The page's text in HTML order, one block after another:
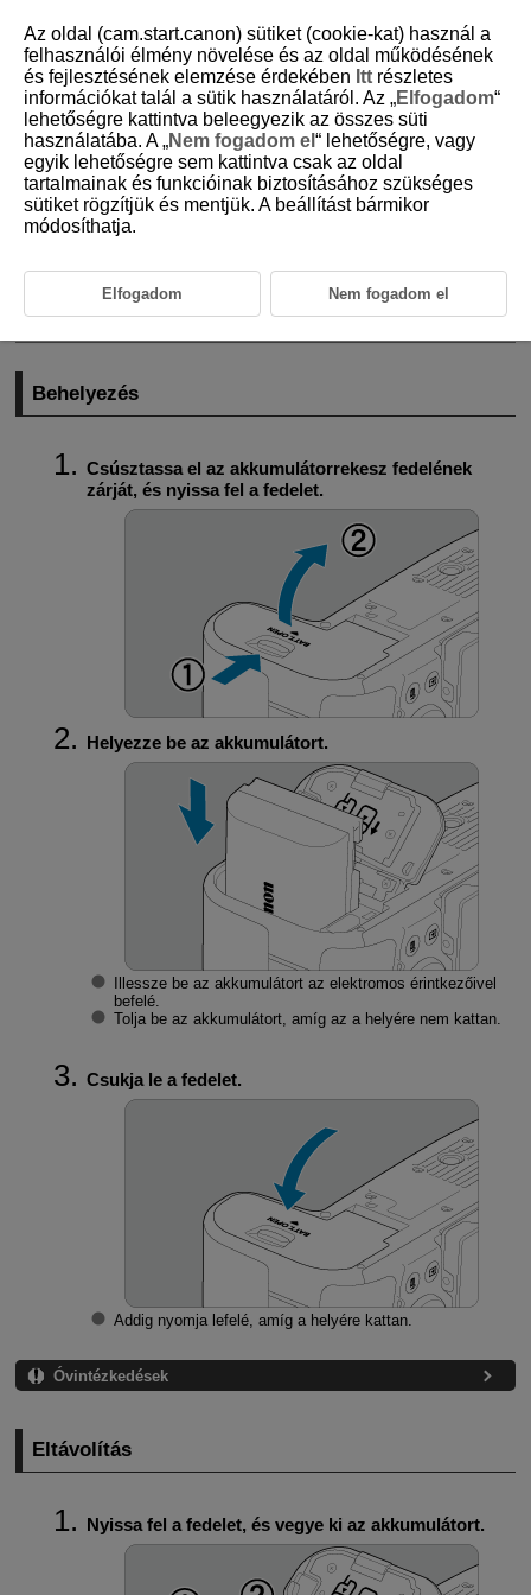
D090-014
Az akkumulátor
behelyezése/eltávolítása
Behelyezés
Eltávolítás
Helyezzen be egy teljesen feltöltött LP-E6NH
Behelyezés
Csúsztassa el az akkumulátorrekesz fedelének
zárját, és nyissa fel a fedelet.
Helyezze be az akkumulátort.
Illessze be az akkumulátort az elektromos érintkezőivel
befelé.
Tolja be az akkumulátort, amíg az a helyére nem kattan.
Csukja le a fedelet.
Addig nyomja lefelé, amíg a helyére kattan.
Óvintézkedések
Eltávolítás
Nyissa fel a fedelet, és vegye ki az akkumulátort.
Az oldal (cam.start.canon) sütiket (cookie-kat) használ a
felhasználói élmény növelése és az oldal működésének
és fejlesztésének elemzése érdekében Itt részletes
információkat talál a sütik használatáról. Az „Elfogadom“
lehetőségre kattintva beleegyezik az összes süti
használatába. A „Nem fogadom el “ lehetőségre, vagy
egyik lehetőségre sem kattintva csak az oldal
tartalmainak és funkcióinak biztosításához szükséges
sütiket rögzítjük és mentjük. A beállítást bármikor
módosíthatja.
Elfogadom Nem fogadom el